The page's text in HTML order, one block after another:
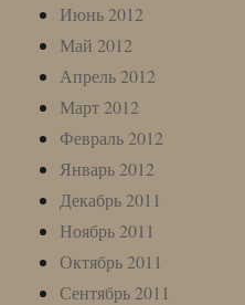
Июнь 2012
Май 2012
Апрель 2012
Март 2012
Февраль 2012
Январь 2012
Декабрь 2011
Ноябрь 2011
Октябрь 2011
Сентябрь 2011